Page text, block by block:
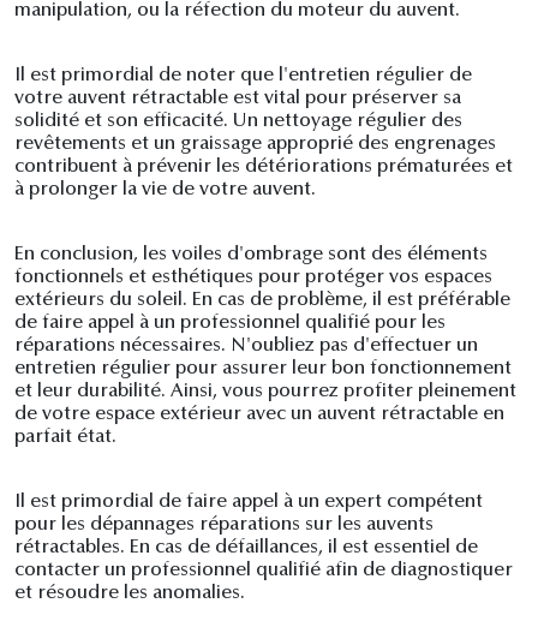
manipulation, ou la réfection du moteur du auvent.
Il est primordial de noter que l'entretien régulier de
votre auvent rétractable est vital pour préserver sa
solidité et son efficacité. Un nettoyage régulier des
revêtements et un graissage approprié des engrenages
contribuent à prévenir les détériorations prématurées et
à prolonger la vie de votre auvent.
En conclusion, les voiles d'ombrage sont des éléments
fonctionnels et esthétiques pour protéger vos espaces
extérieurs du soleil. En cas de problème, il est préférable
de faire appel à un professionnel qualifié pour les
réparations nécessaires. N'oubliez pas d'effectuer un
entretien régulier pour assurer leur bon fonctionnement
et leur durabilité. Ainsi, vous pourrez profiter pleinement
de votre espace extérieur avec un auvent rétractable en
parfait état.
Il est primordial de faire appel à un expert compétent
pour les dépannages réparations sur les auvents
rétractables. En cas de défaillances, il est essentiel de
contacter un professionnel qualifié afin de diagnostiquer
et résoudre les anomalies.